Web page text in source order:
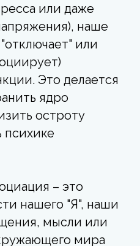
или даже
наше
или
Это делается
ядро
остроту
психике
– это
нашего "Я", наши
мысли или
мира